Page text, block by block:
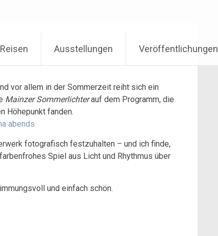
Reisen Ausstellungen Veröffentlichungen
vor allem in der Sommerzeit reiht sich ein
Mainzer Sommerlichterauf dem Programm, die
Höhepunkt fanden.
fotografisch festzuhalten – und ich finde,
Spiel aus Licht und Rhythmus über
und einfach schön.